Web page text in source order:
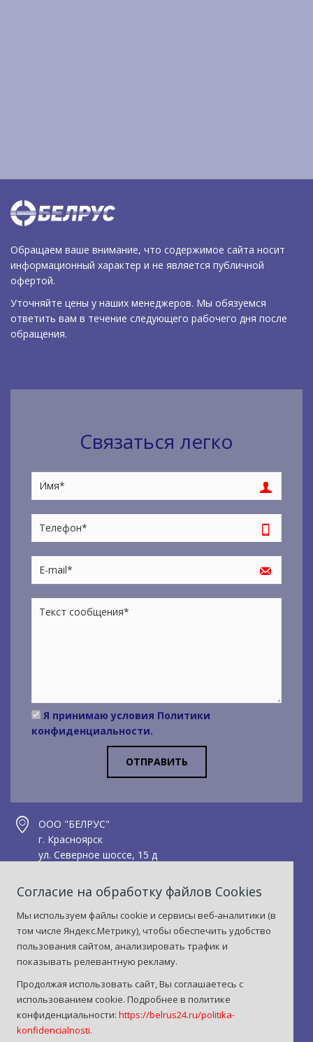
Обращаем ваше внимание, что содержимое сайта носит
информационный характер и не является публичной
офертой.
Уточняйте цены у наших менеджеров. Мы обязуемся
ответить вам в течение следующего рабочего дня после
обращения.
Связаться легко
Я принимаю условия Политики
конфиденциальности.
ОТПРАВИТЬ
ООО "БЕЛРУС"
г. Красноярск
ул. Северное шоссе, 15 д
Факс: +7(391) 299-75-05
sht@motor24.ru
Согласие на обработку файлов Сookies
Мы используем файлы cookie и сервисы веб‑аналитики (в
том числе Яндекс.Метрику), чтобы обеспечить удобство
пользования сайтом, анализировать трафик и
показывать релевантную рекламу.
Продолжая использовать сайт, Вы соглашаетесь с
использованием cookie. Подробнее в политике
конфиденциальности: https://belrus24.ru/politika-
konfidencialnosti.